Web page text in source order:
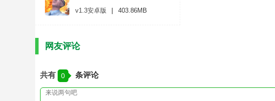
v1.3安卓版 | 403.86MB
网友评论
共有 0 条评论